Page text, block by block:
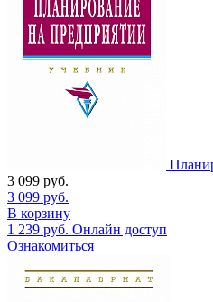
3 099 руб.
3 099 руб.
В корзину
1 239 руб. Онлайн доступ
Ознакомиться